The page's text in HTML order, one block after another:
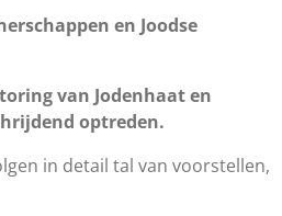
en Joodse
van Jodenhaat en
optreden.
in detail tal van voorstellen,